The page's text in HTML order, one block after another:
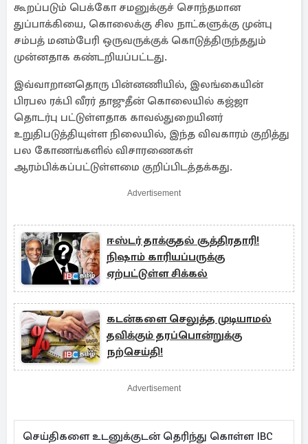
கூறப்படும் பெக்கோ சமனுக்குச் சொந்தமான
துப்பாக்கியை, கொலைக்கு சில நாட்களுக்கு முன்பு
சம்பத் மனம்பேரி ஒருவருக்குக் கொடுத்திருந்ததும்
முன்னதாக கண்டறியப்பட்டது.
இவ்வாறானதொரு பின்னணியில், இலங்கையின்
பிரபல ரக்பி வீரர் தாஜுதீன் கொலையில் கஜ்ஜா
தொடர்பு பட்டுள்ளதாக காவல்துறையினர்
உறுதிபடுத்தியுள்ள நிலையில், இந்த விவகாரம் குறித்து
பல கோணங்களில் விசாரணைகள்
ஆரம்பிக்கப்பட்டுள்ளமை குறிப்பிடத்தக்கது.
Advertisement
ஈஸ்டர் தாக்குதல் சூத்திரதாரி!
நிஷாம் காரியப்பருக்கு
ஏற்பட்டுள்ள சிக்கல்
கடன்களை செலுத்த முடியாமல்
தவிக்கும் தரப்பொன்றுக்கு
நற்செய்தி!
Advertisement
செய்திகளை உடனுக்குடன் தெரிந்து கொள்ள IBC